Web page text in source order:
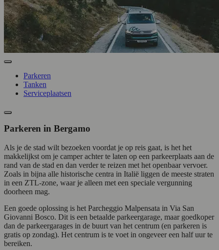
Parkeren
Tanken
Serviceplaatsen
Parkeren in Bergamo
Als je de stad wilt bezoeken voordat je op reis gaat, is het het
makkelijkst om je camper achter te laten op een parkeerplaats aan de
rand van de stad en dan verder te reizen met het openbaar vervoer.
Zoals in bijna alle historische centra in Italië liggen de meeste straten
in een ZTL-zone, waar je alleen met een speciale vergunning
doorheen mag.
Een goede oplossing is het Parcheggio Malpensata in Via San
Giovanni Bosco. Dit is een betaalde parkeergarage, maar goedkoper
dan de parkeergarages in de buurt van het centrum (en parkeren is
gratis op zondag). Het centrum is te voet in ongeveer een half uur te
bereiken.